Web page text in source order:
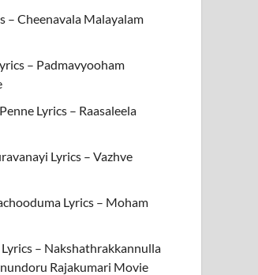
– Cheenavala Malayalam
– Padmavyooham
Lyrics – Raasaleela
Lyrics – Vazhve
Lyrics – Moham
– Nakshathrakkannulla
Rajakumari Movie